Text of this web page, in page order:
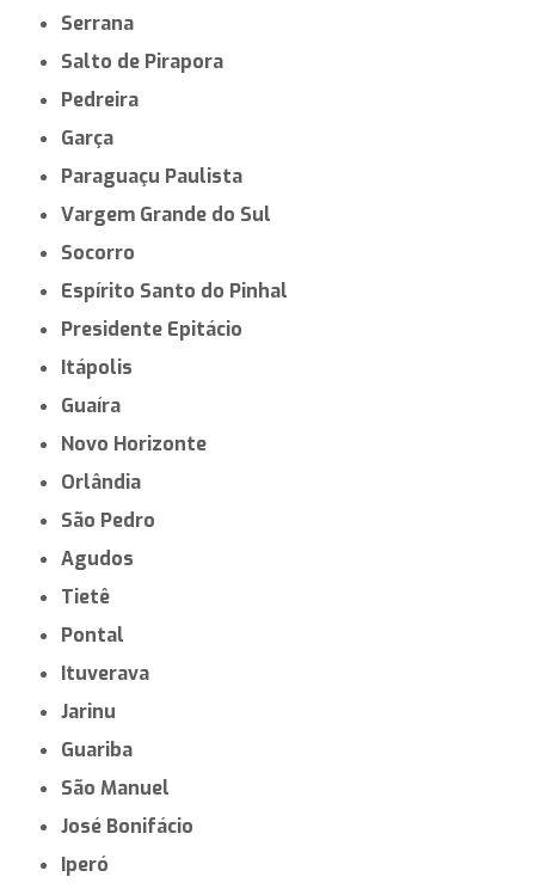
Serrana
Salto de Pirapora
Pedreira
Garça
Paraguaçu Paulista
Vargem Grande do Sul
Socorro
Espírito Santo do Pinhal
Presidente Epitácio
Itápolis
Guaíra
Novo Horizonte
Orlândia
São Pedro
Agudos
Tietê
Pontal
Ituverava
Jarinu
Guariba
São Manuel
José Bonifácio
Iperó